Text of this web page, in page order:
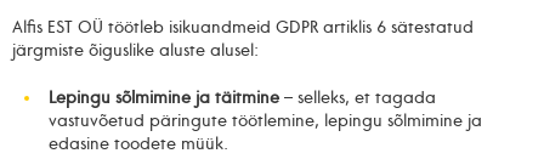
Alfis EST OÜ töötleb isikuandmeid GDPR artiklis 6 sätestatud
järgmiste õiguslike aluste alusel:
Lepingu sõlmimine ja täitmine– selleks, et tagada
vastuvõetud päringute töötlemine, lepingu sõlmimine ja
edasine toodete müük.